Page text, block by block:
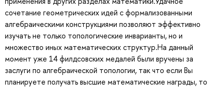
сочетание геометрических идей с формализованными
алгебраическими конструкциями позволяют эффективно
изучать не только топологические инварианты, но и
множество иных математических структур.На данный
момент уже 14 филдсовских медалей были вручены за
заслуги по алгебраической топологии, так что если Вы
планируете получать высшие математические награды, то